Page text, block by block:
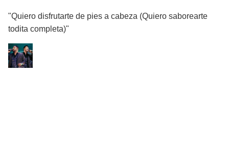
"Quiero disfrutarte de pies a cabeza (Quiero saborearte
todita completa)"